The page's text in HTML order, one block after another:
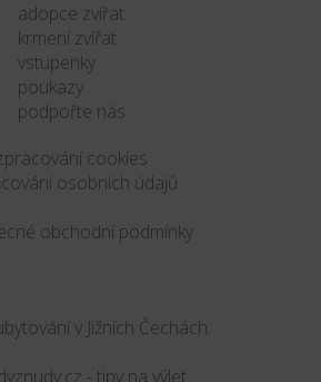
adopce zvířat
krmení zvířat
vstupenky
poukazy
podpořte nás
cookies
osobních údajů
obchodní podmínky
v Jižních Čechách.